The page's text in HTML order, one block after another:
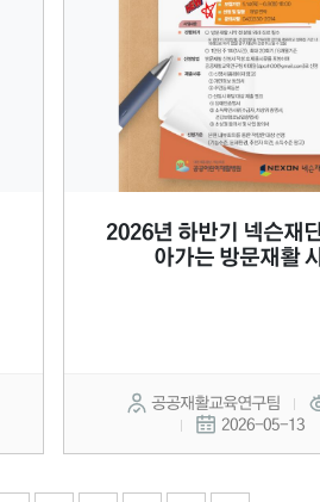
2026년 하반기 넥슨재
아가는 방문재활
공공재활교육연구팀
2026-05-13